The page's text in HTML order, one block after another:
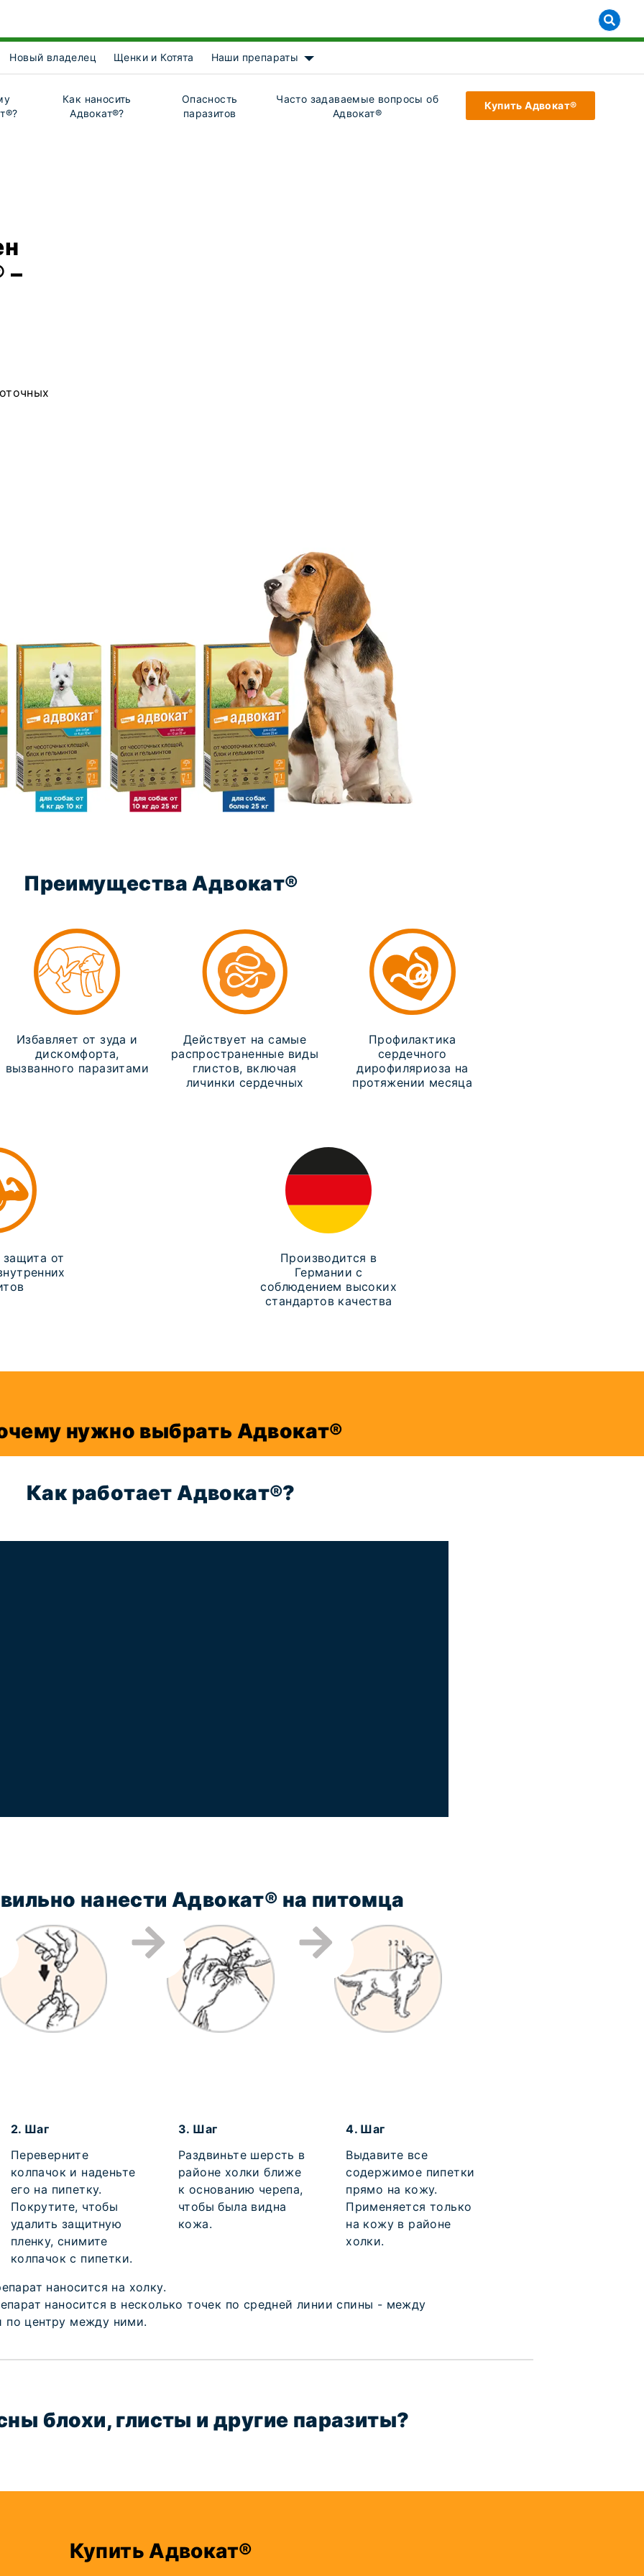
Новый владелец Щенки и Котята
Наши препараты
Как наносить
Адвокат®?
Опасность
паразитов
Часто задаваемые вопросы об
Адвокат®
Купить Адвокат®
–
Преимущества Адвокат®
Избавляет от зуда и
дискомфорта,
вызванного паразитами
Действует на самые
распространенные виды
глистов, включая
личинки сердечных
Профилактика
сердечного
дирофиляриоза на
протяжении месяца
от
Производится в
Германии с
соблюдением высоких
стандартов качества
нужно выбрать Адвокат®
Как работает Адвокат®?
нанести Адвокат® на питомца
2. Шаг
Переверните
колпачок и наденьте
его на пипетку.
Покрутите, чтобы
удалить защитную
пленку, снимите
колпачок с пипетки.
3. Шаг
Раздвиньте шерсть в
районе холки ближе
к основанию черепа,
чтобы была видна
кожа.
4. Шаг
Выдавите все
содержимое пипетки
прямо на кожу.
Применяется только
на кожу в районе
холки.
наносится на холку.
наносится в несколько точек по средней линии спины - между
по центру между ними.
блохи, глисты и другие паразиты?
Купить Адвокат®